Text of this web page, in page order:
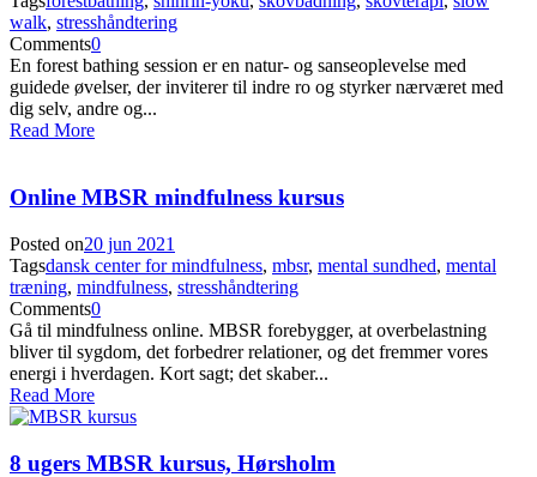
walk, stresshåndtering
Comments0
En forest bathing session er en natur- og sanseoplevelse med
guidede øvelser, der inviterer til indre ro og styrker nærværet med
dig selv, andre og...
Read More
Online MBSR mindfulness kursus
Posted on20 jun 2021
Tagsdansk center for mindfulness, mbsr, mental sundhed, mental
træning, mindfulness, stresshåndtering
Comments0
Gå til mindfulness online. MBSR forebygger, at overbelastning
bliver til sygdom, det forbedrer relationer, og det fremmer vores
energi i hverdagen. Kort sagt; det skaber...
Read More
8 ugers MBSR kursus, Hørsholm